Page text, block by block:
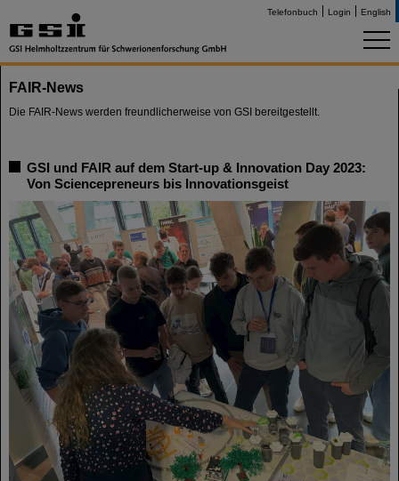
Telefonbuch Login English
FAIR-News
Die FAIR-News werden freundlicherweise von GSI bereitgestellt.
GSI und FAIR auf dem Start-up & Innovation Day 2023:
Von Sciencepreneurs bis Innovationsgeist